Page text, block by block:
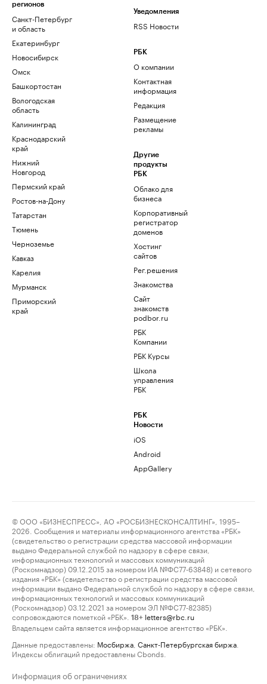
регионов
Санкт-Петербург
и область
Екатеринбург
Новосибирск
Омск
Башкортостан
Вологодская
область
Калининград
Краснодарский
край
Нижний
Новгород
Пермский край
Ростов-на-Дону
Татарстан
Тюмень
Черноземье
Кавказ
Карелия
Мурманск
Приморский
край
Уведомления
RSS Новости
РБК
О компании
Контактная
информация
Редакция
Размещение
рекламы
Другие
продукты
РБК
Облако для
бизнеса
Корпоративный
регистратор
доменов
Хостинг
сайтов
Рег.решения
Знакомства
Сайт
знакомств
podbor.ru
РБК
Компании
РБК Курсы
Школа
управления
РБК
РБК
Новости
iOS
Android
AppGallery
© ООО «БИЗНЕСПРЕСС», АО «РОСБИЗНЕСКОНСАЛТИНГ», 1995–
2026. Сообщения и материалы информационного агентства «РБК»
(свидетельство о регистрации средства массовой информации
выдано Федеральной службой по надзору в сфере связи,
информационных технологий и массовых коммуникаций
(Роскомнадзор) 09.12.2015 за номером ИА №ФС77-63848) и сетевого
издания «РБК» (свидетельство о регистрации средства массовой
информации выдано Федеральной службой по надзору в сфере связи,
информационных технологий и массовых коммуникаций
(Роскомнадзор) 03.12.2021 за номером ЭЛ №ФС77-82385)
сопровождаются пометкой «РБК».
18+ letters@rbc.ru
Владельцем сайта является информационное агентство «РБК».
Данные предоставлены: Мосбиржа Санкт-Петербургская биржа
Индексы облигаций предоставлены Cbonds.
Информация об ограничениях